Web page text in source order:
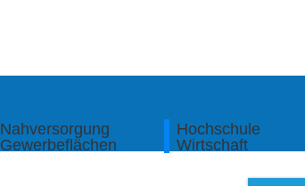
Nahversorgung
Gewerbeflächen
Hochschule
Wirtschaft